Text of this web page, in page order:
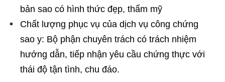
bản sao có hình thức đẹp, thẩm mỹ
Chất lượng phục vụ của dịch vụ công chứng
sao y: Bộ phận chuyên trách có trách nhiệm
hướng dẫn, tiếp nhận yêu cầu chứng thực với
thái độ tận tình, chu đáo.